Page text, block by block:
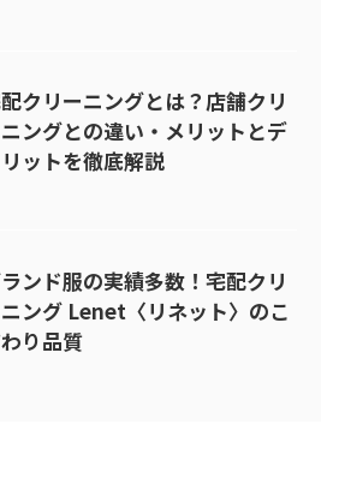
クリーニングとは？店舗クリ
ングとの違い・メリットとデ
ットを徹底解説
ンド服の実績多数！宅配クリ
ング Lenet〈リネット〉のこ
り品質